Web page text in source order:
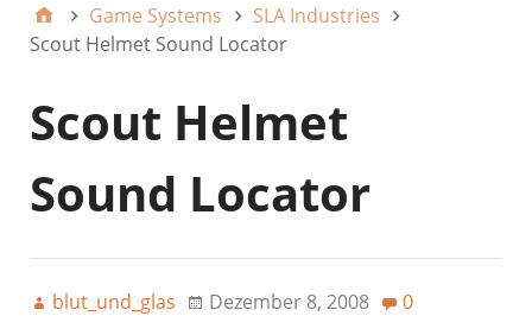
Game Systems
SLA Industries
Scout Helmet Sound Locator
Scout Helmet
Sound Locator
blut_und_glas Dezember 8, 2008 0